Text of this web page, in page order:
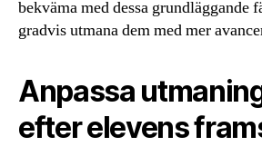
bekväma med dessa grundläggande
gradvis utmana dem med mer
Anpassa
efter elevens